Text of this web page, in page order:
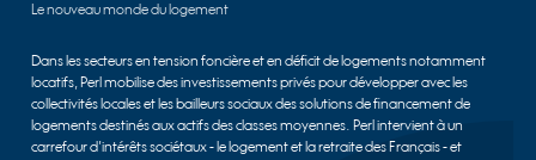
Le nouveau monde du logement
Dans les secteurs en tension foncière et en déficit de logements notamment
locatifs, Perl mobilise des investissements privés pour développer avec les
collectivités locales et les bailleurs sociaux des solutions de financement de
logements destinés aux actifs des classes moyennes. Perl intervient à un
carrefour d’intérêts sociétaux - le logement et la retraite des Français - et